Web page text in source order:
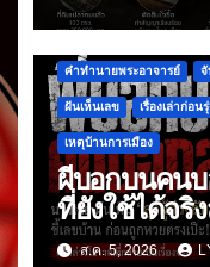
คำทำนายพระอาจารย์ จั
ฝันเห็นเลข เรื่องเล่าก่อน
เหตุบ้านการเมือง
ผีบอกบนคน
ที่ยังใช้ได้จริ
ส.ค. 5, 2026